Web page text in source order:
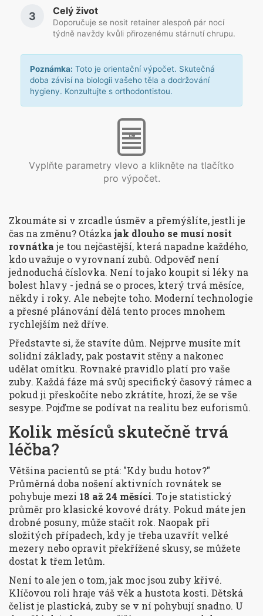
3 Celý život
Doporučuje se nosit retainer alespoň pár nocí
týdně navždy kvůli přirozenému stárnutí chrupu.
Poznámka: Toto je orientační výpočet. Skutečná
doba závisí na biologii vašeho těla a dodržování
hygieny. Konzultujte s orthodontistou.
Vyplňte parametry vlevo a klikněte na tlačítko
pro výpočet.
Zkoumáte si v zrcadle úsměv a přemýšlíte, jestli je
čas na změnu? Otázkajak dlouho se musí nosit
rovnátkaje tou nejčastější, která napadne každého,
kdo uvažuje o vyrovnaní zubů. Odpověď není
jednoduchá číslovka. Není to jako koupit si léky na
bolest hlavy - jedná se o proces, který trvá měsíce,
někdy i roky. Ale nebejte toho. Moderní technologie
a přesné plánování dělá tento proces mnohem
rychlejším než dříve.
Představte si, že stavíte dům. Nejprve musíte mít
solidní základy, pak postavit stěny a nakonec
udělat omítku. Rovnaké pravidlo platí pro vaše
zuby. Každá fáze má svůj specifický časový rámec a
pokud ji přeskočíte nebo zkrátíte, hrozí, že se vše
sesype. Pojďme se podívat na realitu bez euforismů.
Kolik měsíců skutečně trvá
léčba?
Většina pacientů se ptá: "Kdy budu hotov?"
Průměrná doba nošení aktivních rovnátek se
pohybuje mezi 18 až 24 měsíci. To je statistický
průměr pro klasické kovové dráty. Pokud máte jen
drobné posuny, může stačit rok. Naopak při
složitých případech, kdy je třeba uzavřít velké
mezery nebo opravit překřížené skusy, se můžete
dostat k třem letům.
Není to ale jen o tom, jak moc jsou zuby křivé.
Klíčovou roli hraje váš věk a hustota kosti. Dětská
čelist je plastická, zuby se v ní pohybují snadno. U